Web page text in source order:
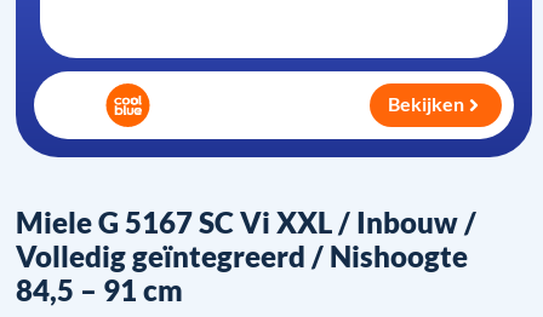
Miele G 5167 SC Vi XXL / Inbouw /
Volledig geïntegreerd / Nishoogte
84,5 – 91 cm
Bekijken